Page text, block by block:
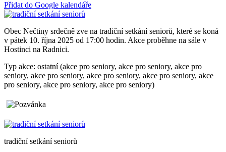
Přidat do Google kalendáře
Obec Nečtiny srdečně zve na tradiční setkání seniorů, které se koná
v pátek 10. října 2025 od 17:00 hodin. Akce proběhne na sále v
Hostinci na Radnici.
Typ akce: ostatní (akce pro seniory, akce pro seniory, akce pro
seniory, akce pro seniory, akce pro seniory, akce pro seniory, akce
pro seniory, akce pro seniory, akce pro seniory)
tradiční setkání seniorů